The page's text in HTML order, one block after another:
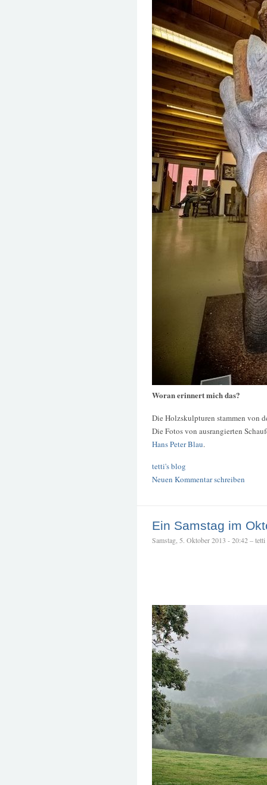
Woran erinnert mich das?
Die Holzskulpturen stammen von
Die Fotos von ausrangierten
Hans Peter Blau.
tetti's blog
Neuen Kommentar schreiben
Ein Samstag im
Samstag, 5. Oktober 2013 - 20:42 – tetti